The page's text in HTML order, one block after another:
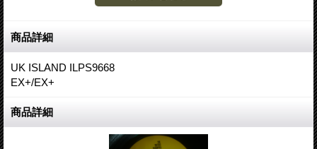
商品詳細
UK ISLAND ILPS9668
EX+/EX+
商品詳細